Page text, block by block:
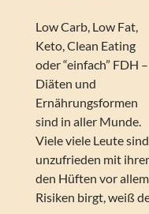
Low Carb, Low Fat,
Keto, Clean Eating
oder “einfach” FDH –
Diäten und
Ernährungsformen
sind in aller Munde.
Viele viele Leute
unzufrieden mit
den Hüften vor
Risiken birgt, weiß